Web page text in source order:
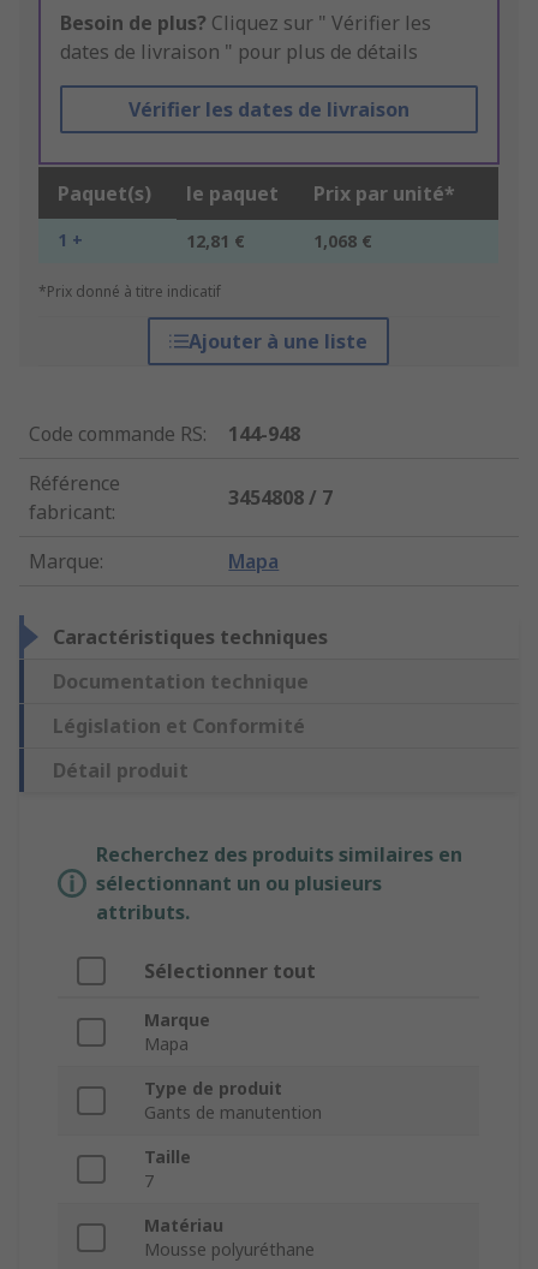
Besoin de plus? Cliquez sur " Vérifier les
dates de livraison " pour plus de détails
Vérifier les dates de livraison
Paquet(s) le paquet Prix par unité*
1 + 12,81 € 1,068 €
*Prix donné à titre indicatif
Ajouter à une liste
Code commande RS:
144-948
Référence
fabricant:
3454808 / 7
Marque: Mapa
Caractéristiques techniques
Documentation technique
Législation et Conformité
Détail produit
Recherchez des produits similaires en
sélectionnant un ou plusieurs
attributs.
Sélectionner tout
Marque
Mapa
Type de produit
Gants de manutention
Taille
7
Matériau
Mousse polyuréthane